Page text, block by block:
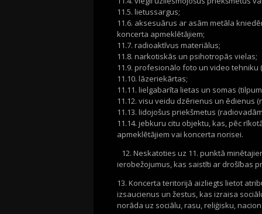
11.5. lietussargus;
11.6. aksesuārus ar asām metāla
koncerta apmeklētājiem;
11.7. radioaktīvus materiālus;
11.8. narkotiskās un psihotropās vielas;
11.9. profesionālo foto un video
11.10. lāzeriekārtas;
11.11. lielgabarīta lietas un somas
11.12. visu veidu dzērienus un ēdienus
11.13. lidojošus priekšmetus
11.14. jebkuru citu objektu, kas, pēc
apmeklētājiem vai koncerta norisei.
12. Neskatoties uz 11. punktā
ierobežojumus, kas saistīti ar drošības
13. Koncerta teritorijā aizliegts lietot
izsaucienus un žestus, kas izraisa
norāda uz sociālu, rasu, reliģisku,